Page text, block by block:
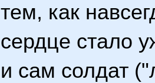
тем, как
сердце стало
и сам солдат